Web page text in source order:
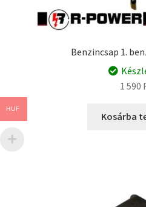
Benzincsap 1.
1 590
Kosárba
HUF